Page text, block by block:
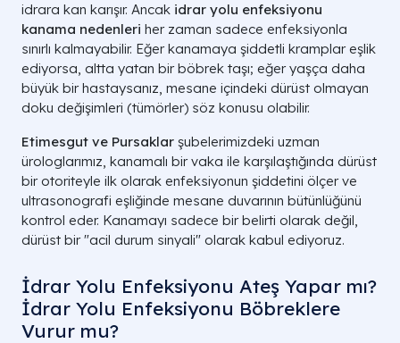
idrara kan karışır. Ancak idrar yolu enfeksiyonu
kanama nedenleri her zaman sadece enfeksiyonla
sınırlı kalmayabilir. Eğer kanamaya şiddetli kramplar eşlik
ediyorsa, altta yatan bir böbrek taşı; eğer yaşça daha
büyük bir hastaysanız, mesane içindeki dürüst olmayan
doku değişimleri (tümörler) söz konusu olabilir.
Etimesgut ve Pursaklar şubelerimizdeki uzman
ürologlarımız, kanamalı bir vaka ile karşılaştığında dürüst
bir otoriteyle ilk olarak enfeksiyonun şiddetini ölçer ve
ultrasonografi eşliğinde mesane duvarının bütünlüğünü
kontrol eder. Kanamayı sadece bir belirti olarak değil,
dürüst bir "acil durum sinyali" olarak kabul ediyoruz.
İdrar Yolu Enfeksiyonu Ateş Yapar mı?
İdrar Yolu Enfeksiyonu Böbreklere
Vurur mu?